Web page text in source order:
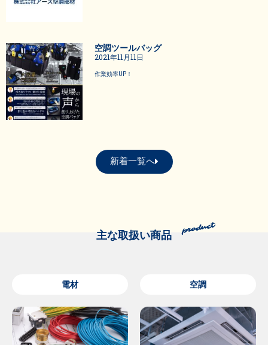
空調ツールバッグ
2021年11月11日
作業効率UP！
新着一覧へ
主な取扱い商品
電材 空調